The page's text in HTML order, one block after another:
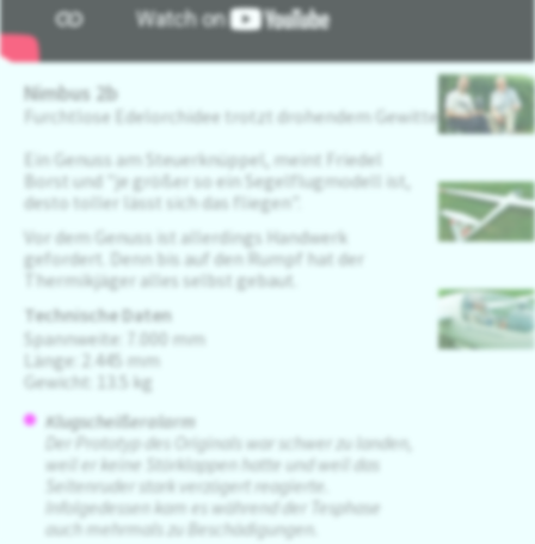
Nimbus 2b
Furchtlose Edelorchidee trotzt drohendem Gewitter
Ein Genuss am Steuerknüppel, meint Friedel
Borst und "je größer so ein Segelflugmodell ist,
desto toller lässt sich das fliegen".
Vor dem Genuss ist allerdings Handwerk
gefordert. Denn bis auf den Rumpf hat der
Thermikjäger alles selbst gebaut.
Technische Daten
Spannweite: 7.000 mm
Länge: 2.445 mm
Gewicht: 13.5 kg
Klugscheißeralarm
Der Prototyp des Originals war schwer zu landen,
weil er keine Störklappen hatte und weil das
Seitenruder stark verzögert reagierte.
Infolgedessen kam es während der Tesphase
auch mehrmals zu Beschädigungen.